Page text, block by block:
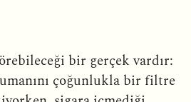
bir gerçek vardır:
çoğunlukla bir filtre